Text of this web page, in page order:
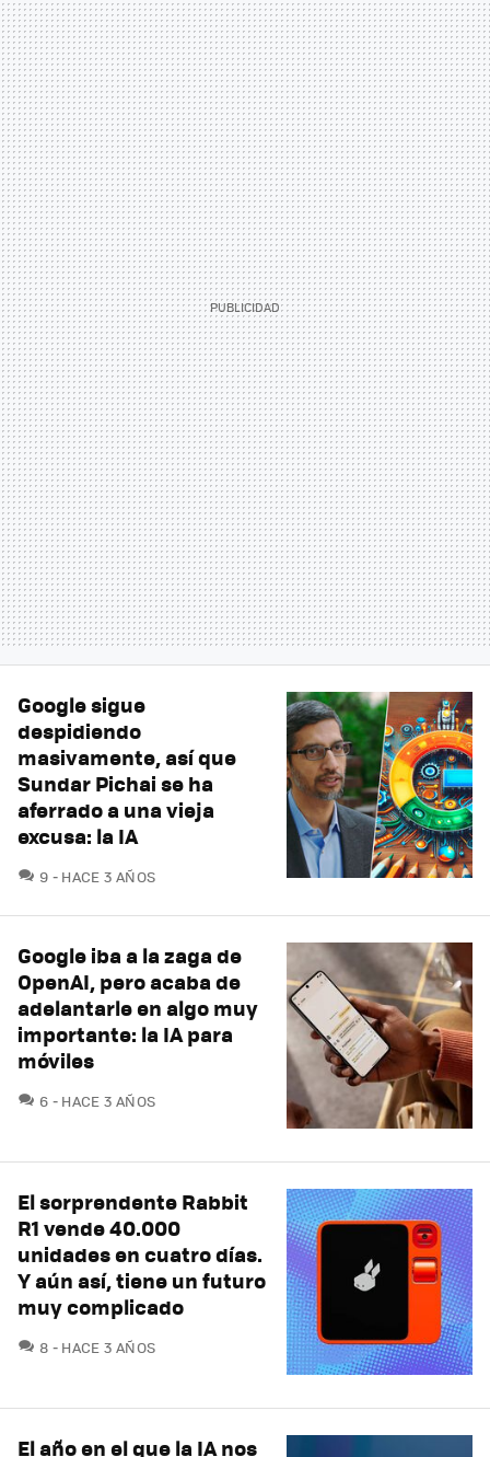
Google sigue
despidiendo
masivamente, así que
Sundar Pichai se ha
aferrado a una vieja
excusa: la IA
9 COMENTARIOS
HACE 3 AÑOS
Google iba a la zaga de
OpenAI, pero acaba de
adelantarle en algo muy
importante: la IA para
móviles
6 COMENTARIOS
HACE 3 AÑOS
El sorprendente Rabbit
R1 vende 40.000
unidades en cuatro días.
Y aún así, tiene un futuro
muy complicado
8 COMENTARIOS
HACE 3 AÑOS
El año en el que la IA nos